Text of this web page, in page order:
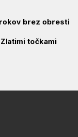
brez obresti
točkami